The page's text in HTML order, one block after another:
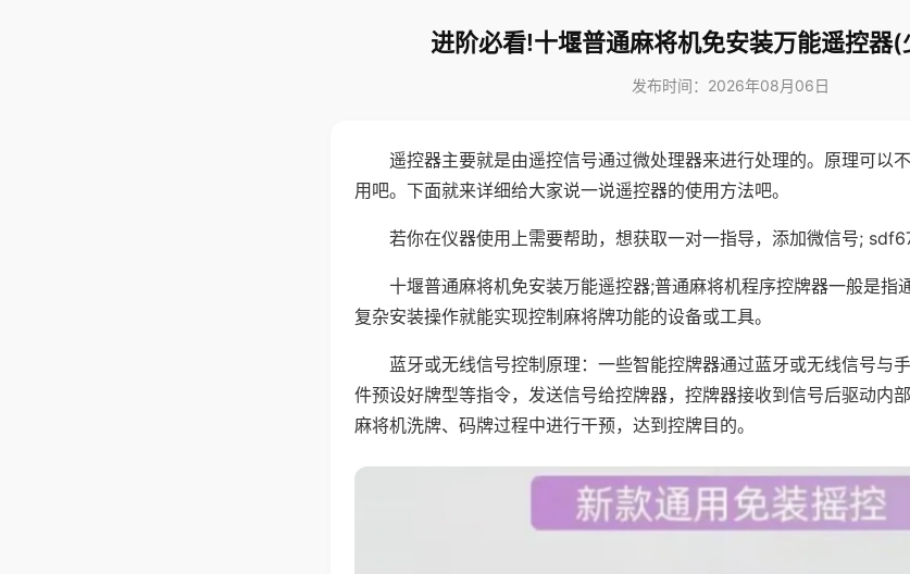
进阶必看!十堰普通麻将机免安装万能遥控器(
发布时间：2026年08月06日
遥控器主要就是由遥控信号通过微处理器来进行处理的。原理可以
用吧。下面就来详细给大家说一说遥控器的使用方法吧。
若你在仪器使用上需要帮助，想获取一对一指导，添加微信号;
十堰普通麻将机免安装万能遥控器;普通麻将机程序控牌器一般是指
复杂安装操作就能实现控制麻将牌功能的设备或工具。
蓝牙或无线信号控制原理：一些智能控牌器通过蓝牙或无线信号与
件预设好牌型等指令，发送信号给控牌器，控牌器接收到信号后驱动内
麻将机洗牌、码牌过程中进行干预，达到控牌目的。